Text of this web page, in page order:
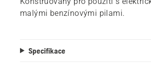
malými benzínovými pilami.
Specifikace